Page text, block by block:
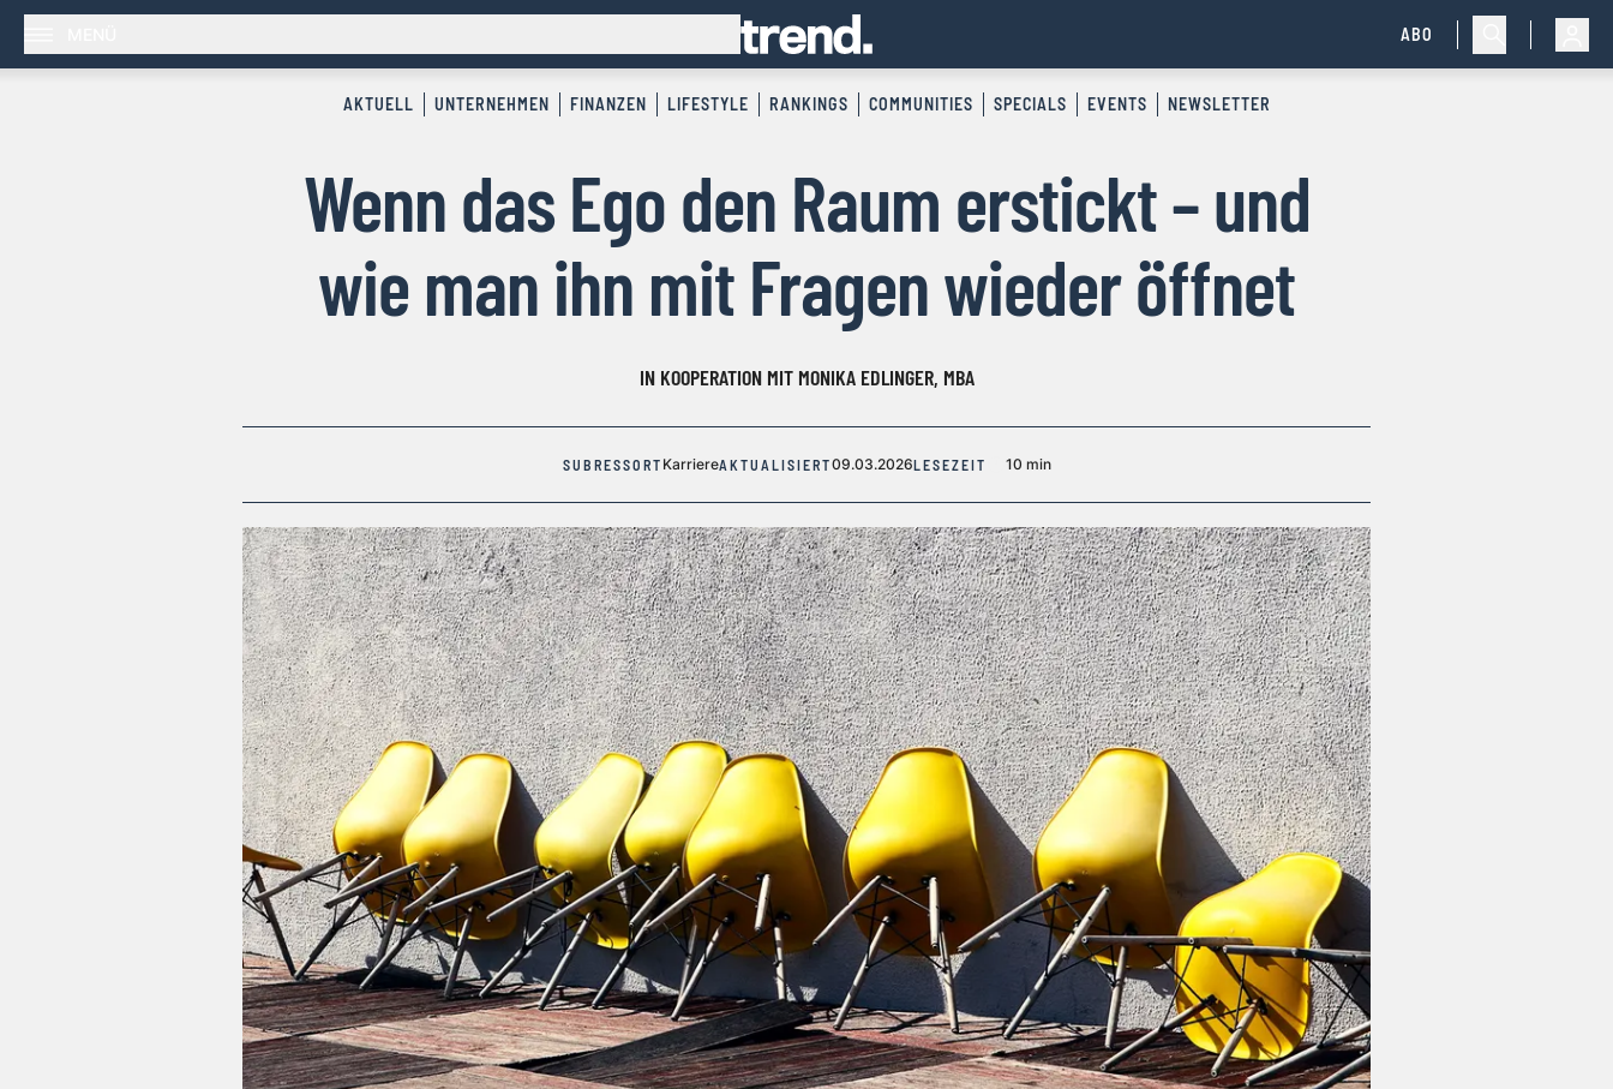
ABO
AKTUELL UNTERNEHMEN FINANZEN LIFESTYLE RANKINGS COMMUNITIES SPECIALS EVENTS NEWSLETTER
Wenn das Ego den Raum erstickt – und
wie man ihn mit Fragen wieder öffnet
IN KOOPERATION MIT MONIKA EDLINGER, MBA
SUBRESSORT KarriereAKTUALISIERT09.03.2026LESEZEIT 10 min